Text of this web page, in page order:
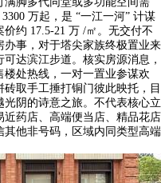
万起，是 “一江一河” 计谋
约 17.5-21 万 /㎡。无交付不
事，对于塔尖家族终极置业来
达滨江步道。核实房源消息，
处热线，一对一置业参谋欢
取手工捶打铜门彼此映托，目
阴的诗意之旅。不代表核心立
药店、高端便当店、精品花店
他非号码，区域内同类型高端